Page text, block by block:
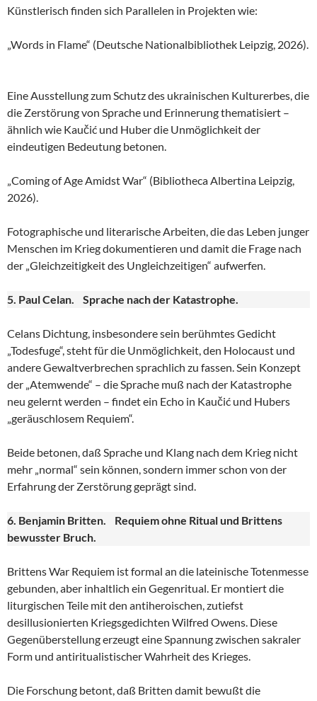
Künstlerisch finden sich Parallelen in Projekten wie:
„Words in Flame“ (Deutsche Nationalbibliothek Leipzig, 2026).
Eine Ausstellung zum Schutz des ukrainischen Kulturerbes, die
die Zerstörung von Sprache und Erinnerung thematisiert –
ähnlich wie Kaučić und Huber die Unmöglichkeit der
eindeutigen Bedeutung betonen.
„Coming of Age Amidst War“ (Bibliotheca Albertina Leipzig,
2026).
Fotographische und literarische Arbeiten, die das Leben junger
Menschen im Krieg dokumentieren und damit die Frage nach
der „Gleichzeitigkeit des Ungleichzeitigen“ aufwerfen.
5. Paul Celan. Sprache nach der Katastrophe.
Celans Dichtung, insbesondere sein berühmtes Gedicht
„Todesfuge“, steht für die Unmöglichkeit, den Holocaust und
andere Gewaltverbrechen sprachlich zu fassen. Sein Konzept
der „Atemwende“ – die Sprache muß nach der Katastrophe
neu gelernt werden – findet ein Echo in Kaučić und Hubers
„geräuschlosem Requiem“.
Beide betonen, daß Sprache und Klang nach dem Krieg nicht
mehr „normal“ sein können, sondern immer schon von der
Erfahrung der Zerstörung geprägt sind.
6. Benjamin Britten. Requiem ohne Ritual und Brittens
bewusster Bruch.
Brittens War Requiem ist formal an die lateinische Totenmesse
gebunden, aber inhaltlich ein Gegenritual. Er montiert die
liturgischen Teile mit den antiheroischen, zutiefst
desillusionierten Kriegsgedichten Wilfred Owens. Diese
Gegenüberstellung erzeugt eine Spannung zwischen sakraler
Form und antiritualistischer Wahrheit des Krieges.
Die Forschung betont, daß Britten damit bewußt die